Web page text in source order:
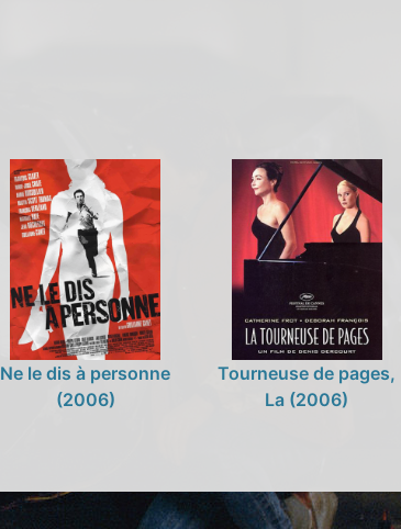
Ne le dis à personne
(2006)
Tourneuse de pages,
La (2006)